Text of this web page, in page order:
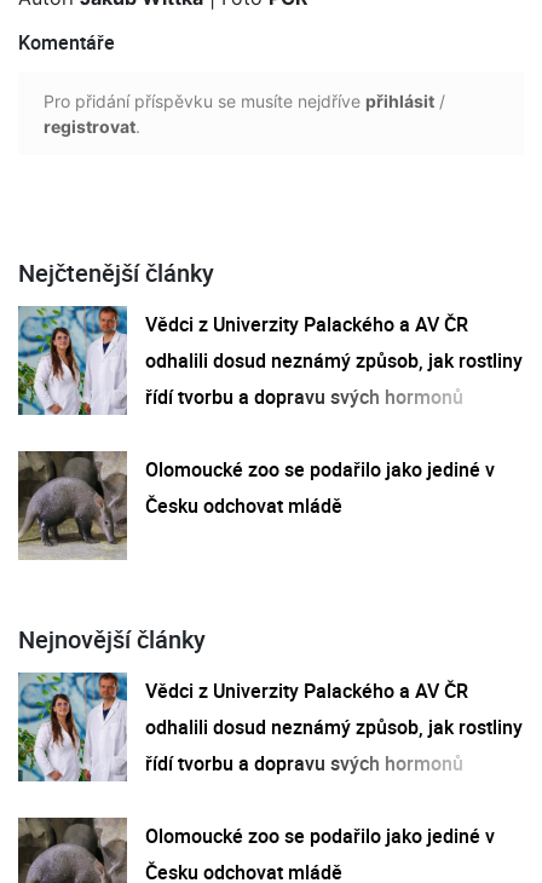
Komentáře
Pro přidání příspěvku se musíte nejdříve přihlásit /
registrovat.
Nejčtenější články
Vědci z Univerzity Palackého a AV ČR
odhalili dosud neznámý způsob, jak rostliny
řídí tvorbu a dopravu svých hormonů
Olomoucké zoo se podařilo jako jediné v
Česku odchovat mládě
Nejnovější články
Vědci z Univerzity Palackého a AV ČR
odhalili dosud neznámý způsob, jak rostliny
řídí tvorbu a dopravu svých hormonů
Olomoucké zoo se podařilo jako jediné v
Česku odchovat mládě